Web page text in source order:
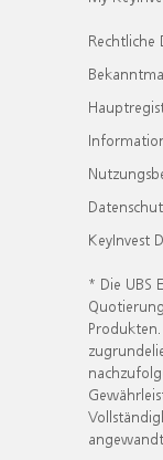
KeyInvest
* Die UBS